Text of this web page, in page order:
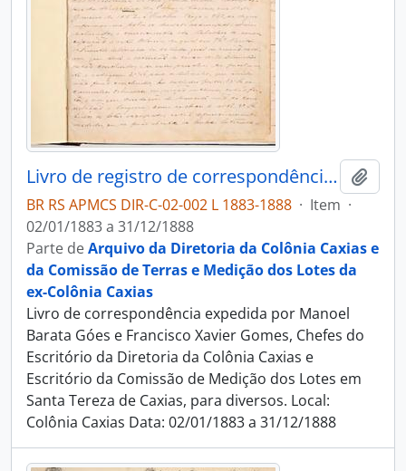
Livro de registro de correspondência expedida pelo Engenheiro-Chefe
BR RS APMCS DIR-C-02-002 L 1883-1888 · Item ·
02/01/1883 a 31/12/1888
Parte deArquivo da Diretoria da Colônia Caxias e
da Comissão de Terras e Medição dos Lotes da
ex-Colônia Caxias
Livro de correspondência expedida por Manoel
Barata Góes e Francisco Xavier Gomes, Chefes do
Escritório da Diretoria da Colônia Caxias e
Escritório da Comissão de Medição dos Lotes em
Santa Tereza de Caxias, para diversos. Local:
Colônia Caxias Data: 02/01/1883 a 31/12/1888